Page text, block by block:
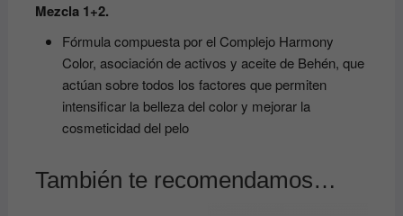
Mezcla 1+2.
Fórmula compuesta por el Complejo Harmony
Color, asociación de activos y aceite de Behén, que
actúan sobre todos los factores que permiten
intensificar la belleza del color y mejorar la
cosmeticidad del pelo
También te recomendamos…